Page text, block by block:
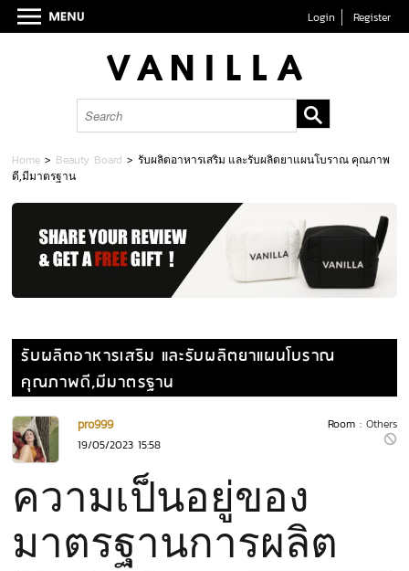
Login Register
Home > Beauty Board >รับผลิตอาหารเสริม และรับผลิตยาแผนโบราณ คุณภาพ
ดี,มีมาตรฐาน
รับผลิตอาหารเสริม และรับผลิตยาแผนโบราณ
คุณภาพดี,มีมาตรฐาน
Room : Others
pro999
19/05/2023 15:58
ความเป็นอยู่ของ
มาตรฐานการผลิต